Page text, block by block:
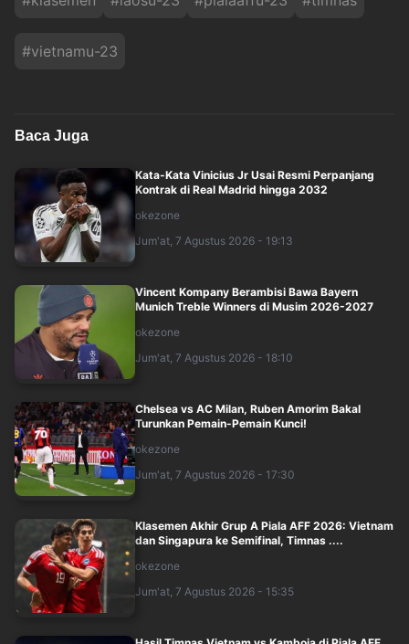
#vietnamu-23
Baca Juga
Kata-Kata Vinicius Jr Usai Resmi Perpanjang
Kontrak di Real Madrid hingga 2032
okezone
Jum'at, 7 Agustus 2026 - 19:13
Vincent Kompany Berambisi Bawa Bayern
Munich Treble Winners di Musim 2026-2027
okezone
Jum'at, 7 Agustus 2026 - 18:10
Chelsea vs AC Milan, Ruben Amorim Bakal
Turunkan Pemain-Pemain Kunci!
okezone
Jum'at, 7 Agustus 2026 - 17:30
Klasemen Akhir Grup A Piala AFF 2026: Vietnam
dan Singapura ke Semifinal, Timnas ....
okezone
Jum'at, 7 Agustus 2026 - 15:35